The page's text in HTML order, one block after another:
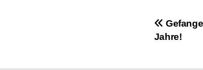
Jahre!